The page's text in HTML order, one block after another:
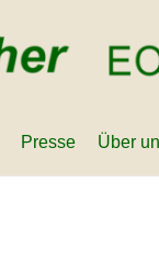
Presse Über